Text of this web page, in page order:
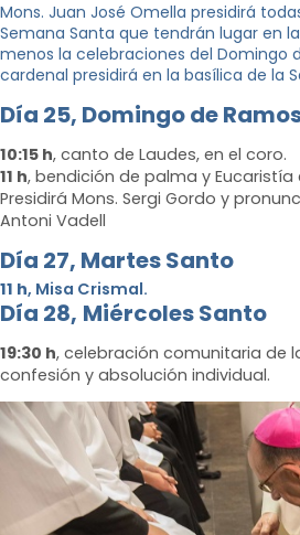
Mons. Juan José Omella presidirá
Semana Santa que tendrán lugar en
menos la celebraciones del Domingo
cardenal presidirá en la basílica de la
Día 25, Domingo de
10:15 h, canto de Laudes, en el coro.
11 h, bendición de palma y Eucaristía
Presidirá Mons. Sergi Gordo y
Antoni Vadell
Día 27, MartesSanto
11 h, Misa Crismal.
Día 28, Miércoles Santo
19:30 h, celebración comunitaria de
confesión y absolución individual.